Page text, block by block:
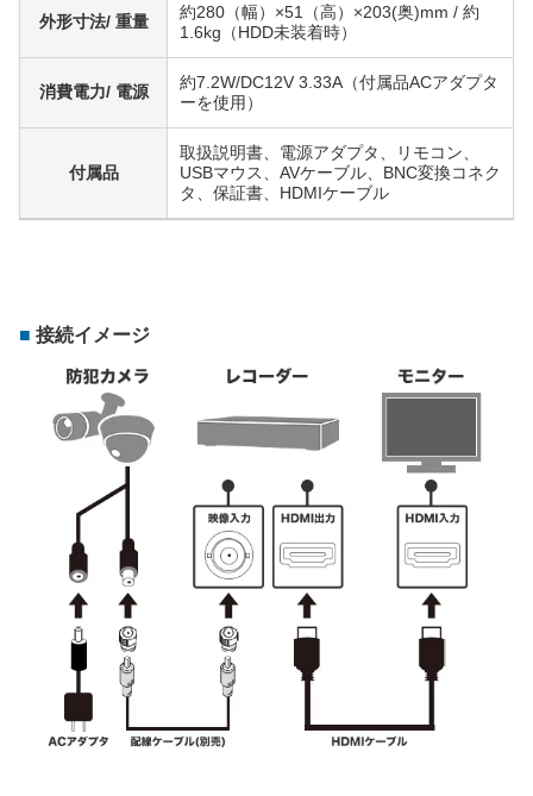
外形寸法/ 重量
約280（幅）×51（高）×203(奥)mm / 約
1.6kg（HDD未装着時）
消費電力/ 電源
約7.2W/DC12V 3.33A（付属品ACアダプタ
ーを使用）
付属品
取扱説明書、電源アダプタ、リモコン、
USBマウス、AVケーブル、BNC変換コネク
タ、保証書、HDMIケーブル
接続イメージ